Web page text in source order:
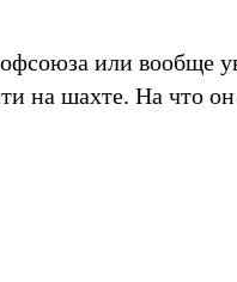
или вообще
на шахте. На что